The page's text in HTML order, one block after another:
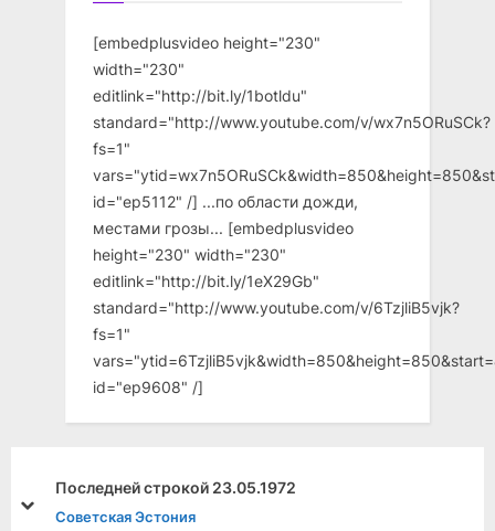
[embedplusvideo height="230"
width="230"
editlink="http://bit.ly/1botldu"
standard="http://www.youtube.com/v/wx7n5ORuSCk?
fs=1"
id="ep5112" /] ...по области дожди,
местами грозы... [embedplusvideo
height="230" width="230"
editlink="http://bit.ly/1eX29Gb"
standard="http://www.youtube.com/v/6TzjliB5vjk?
fs=1"
id="ep9608" /]
Последней строкой 23.05.1972
Советская Эстония
prev
next